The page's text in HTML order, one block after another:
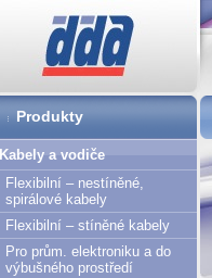
Produkty
Kabely a vodiče
Flexibilní – nestíněné,
spirálové kabely
Flexibilní – stíněné kabely
Pro prům. elektroniku a do
výbušného prostředí